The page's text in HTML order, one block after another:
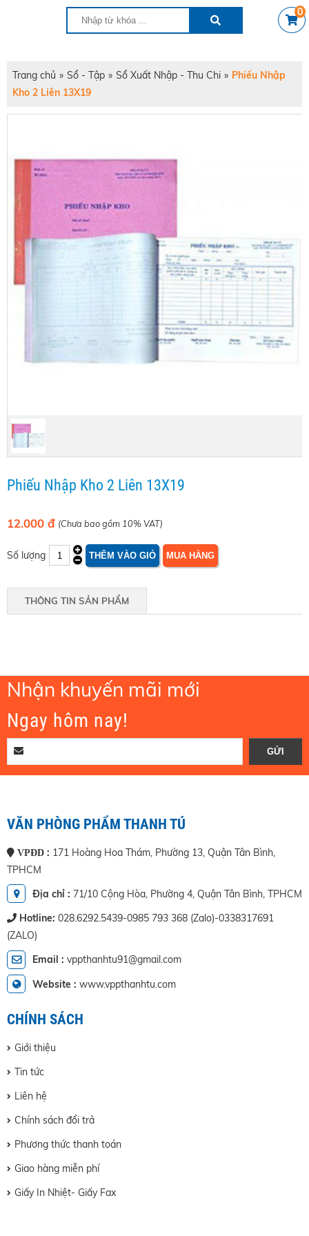
0
Trang chủ » Sổ - Tập » Sổ Xuất Nhập - Thu Chi » Phiếu Nhập
Kho 2 Liên 13X19
Phiếu Nhập Kho 2 Liên 13X19
12.000 đ (Chưa bao gồm 10% VAT)
Số lượng
THÔNG TIN SẢN PHẨM
Nhận khuyến mãi mới
Ngay hôm nay!
VĂN PHÒNG PHẨM THANH TÚ
VPĐD : 171 Hoàng Hoa Thám, Phường 13, Quận Tân Bình,
TPHCM
Địa chỉ : 71/10 Cộng Hòa, Phường 4, Quận Tân Bình, TPHCM
Hotline: 028.6292.5439-0985 793 368 (Zalo)-0338317691
(ZALO)
Email : vppthanhtu91@gmail.com
Website : www.vppthanhtu.com
Giới thiệu
Tin tức
Liên hệ
Chính sách đổi trả
Phương thức thanh toán
Giao hàng miễn phí
Giấy In Nhiệt- Giấy Fax